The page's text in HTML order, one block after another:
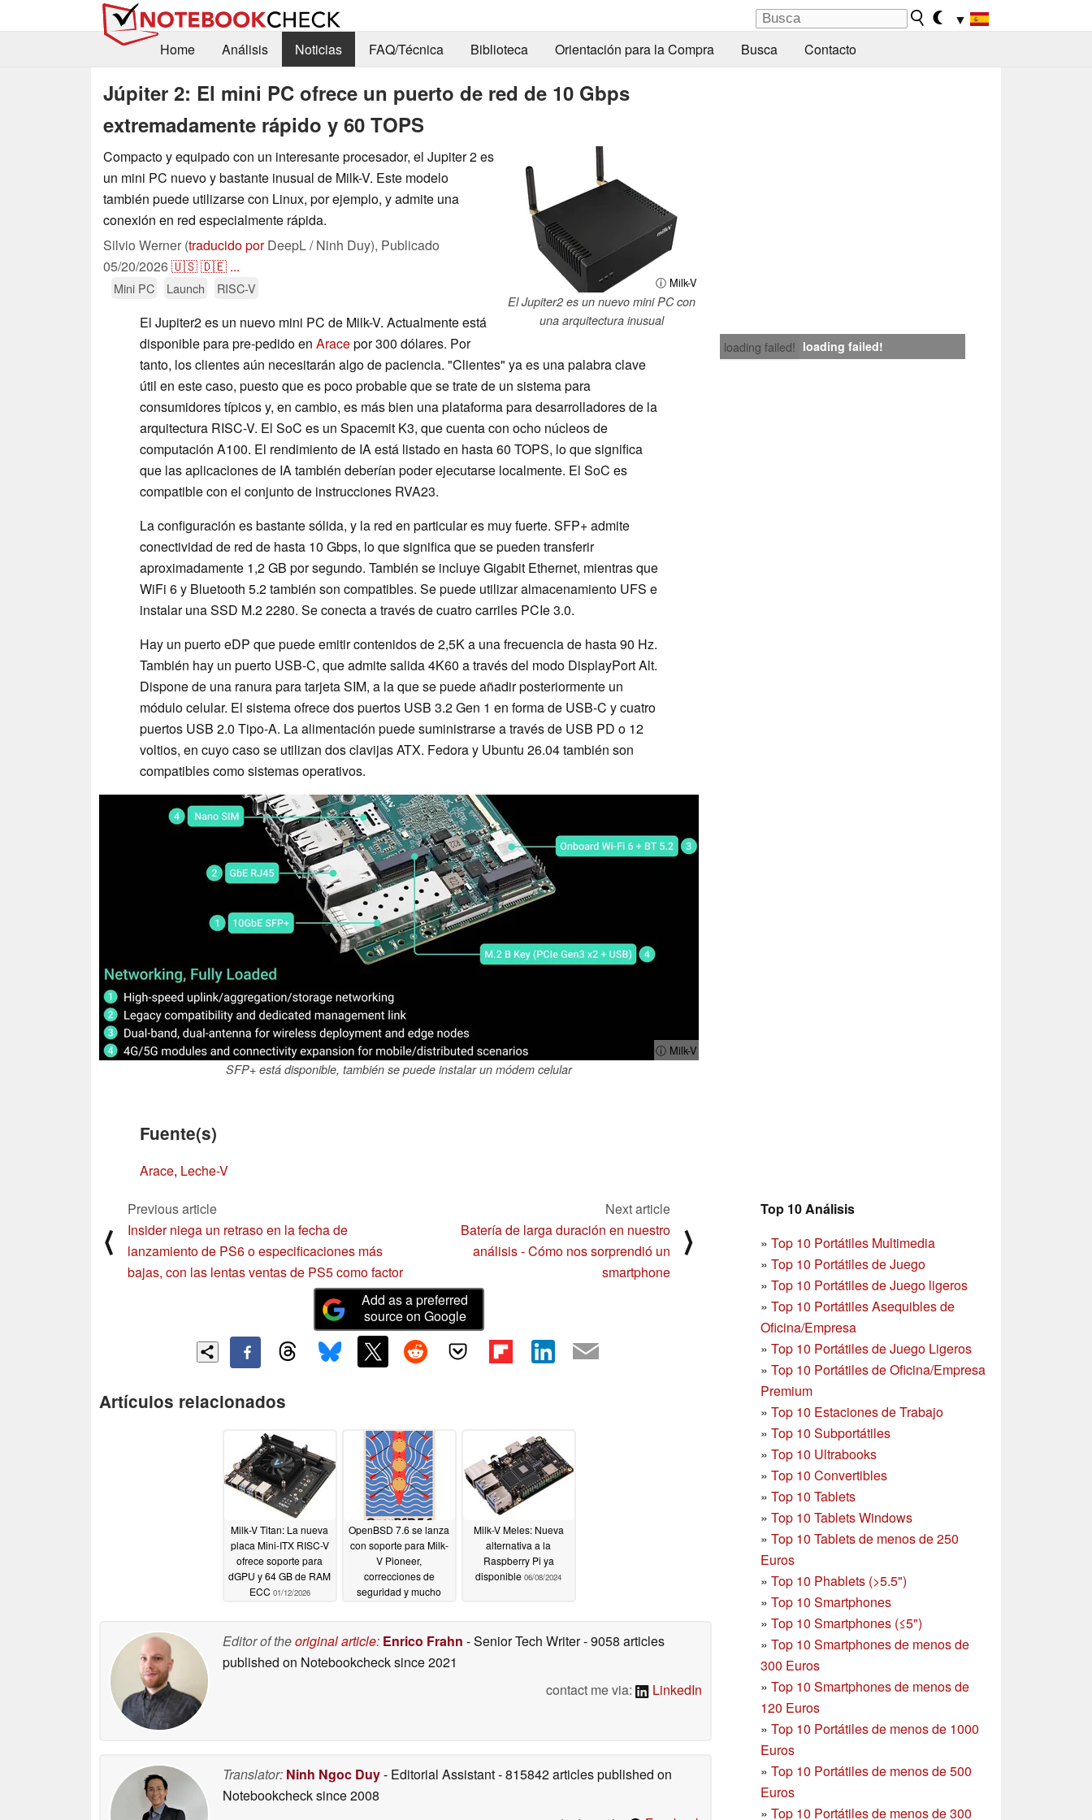
▼
Home
Análisis Noticias FAQ/Técnica Biblioteca Orientación para la Compra Busca Contacto
Júpiter 2: El mini PC ofrece un puerto de red de 10 Gbps
extremadamente rápido y 60 TOPS
ⓘ Milk-V
El Jupiter2 es un nuevo mini PC con
una arquitectura inusual
Compacto y equipado con un interesante procesador, el Jupiter 2 es
un mini PC nuevo y bastante inusual de Milk-V. Este modelo
también puede utilizarse con Linux, por ejemplo, y admite una
conexión en red especialmente rápida.
Silvio Werner (traducido porDeepL / Ninh Duy), Publicado
05/20/2026🇺🇸🇩🇪 ...
Mini PC Launch RISC-V
loading failed! loading failed!
El Jupiter2 es un nuevo mini PC de Milk-V. Actualmente está
disponible para pre-pedido en Aracepor 300 dólares. Por
tanto, los clientes aún necesitarán algo de paciencia. "Clientes" ya es una palabra clave
útil en este caso, puesto que es poco probable que se trate de un sistema para
consumidores típicos y, en cambio, es más bien una plataforma para desarrolladores de la
arquitectura RISC-V. El SoC es un Spacemit K3, que cuenta con ocho núcleos de
computación A100. El rendimiento de IA está listado en hasta 60 TOPS, lo que significa
que las aplicaciones de IA también deberían poder ejecutarse localmente. El SoC es
compatible con el conjunto de instrucciones RVA23.
La configuración es bastante sólida, y la red en particular es muy fuerte. SFP+ admite
conectividad de red de hasta 10 Gbps, lo que significa que se pueden transferir
aproximadamente 1,2 GB por segundo. También se incluye Gigabit Ethernet, mientras que
WiFi 6 y Bluetooth 5.2 también son compatibles. Se puede utilizar almacenamiento UFS e
instalar una SSD M.2 2280. Se conecta a través de cuatro carriles PCIe 3.0.
Hay un puerto eDP que puede emitir contenidos de 2,5K a una frecuencia de hasta 90 Hz.
También hay un puerto USB-C, que admite salida 4K60 a través del modo DisplayPort Alt.
Dispone de una ranura para tarjeta SIM, a la que se puede añadir posteriormente un
módulo celular. El sistema ofrece dos puertos USB 3.2 Gen 1 en forma de USB-C y cuatro
puertos USB 2.0 Tipo-A. La alimentación puede suministrarse a través de USB PD o 12
voltios, en cuyo caso se utilizan dos clavijas ATX. Fedora y Ubuntu 26.04 también son
compatibles como sistemas operativos.
ⓘ Milk-V
SFP+ está disponible, también se puede instalar un módem celular
Fuente(s)
Arace, Leche-V
Top 10 Análisis
» Top 10 Portátiles Multimedia
» Top 10 Portátiles de Juego
» Top 10 Portátiles de Juego ligeros
» Top 10 Portátiles Asequibles de
Oficina/Empresa
» Top 10 Portátiles de Juego Ligeros
» Top 10 Portátiles de Oficina/Empresa
Premium
» Top 10 Estaciones de Trabajo
» Top 10 Subportátiles
» Top 10 Ultrabooks
» Top 10 Convertibles
» Top 10 Tablets
» Top 10 Tablets Windows
» Top 10 Tablets de menos de 250
Euros
» Top 10 Phablets (>5.5")
» Top 10 Smartphones
» Top 10 Smartphones (≤5")
» Top 10 Smartphones de menos de
300 Euros
» Top 10 Smartphonesde menos de
120 Euros
» Top 10 Portátiles de menos de 1000
Euros
» Top 10 Portátiles de menos de 500
Euros
» Top 10 Portátiles de menos de 300
⟨
Previous article
Insider niega un retraso en la fecha de
lanzamiento de PS6 o especificaciones más
bajas, con las lentas ventas de PS5 como factor
Next article
Batería de larga duración en nuestro
análisis - Cómo nos sorprendió un
smartphone
⟩
Add as a preferred
source on Google
Artículos relacionados
Milk-V Titan: La nueva
placa Mini-ITX RISC-V
ofrece soporte para
dGPU y 64 GB de RAM
ECC 01/12/2026
OpenBSD 7.6 se lanza
con soporte para Milk-
V Pioneer,
correcciones de
seguridad y mucho
Milk-V Meles: Nueva
alternativa a la
Raspberry Pi ya
disponible 06/08/2024
Editor of theoriginal article: Enrico Frahn - Senior Tech Writer- 9058 articles
published on Notebookchecksince 2021
contact me via:
LinkedIn
Translator: Ninh Ngoc Duy- Editorial Assistant- 815842 articles published on
Notebookchecksince 2008